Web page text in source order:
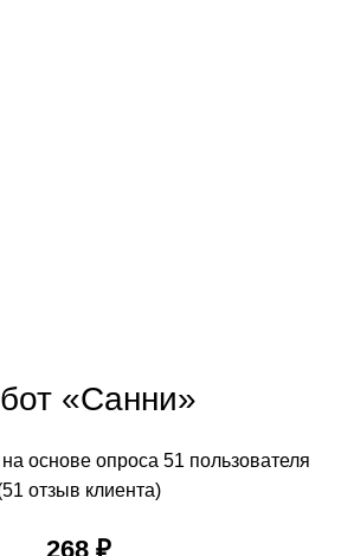
«Санни»
основе опроса 51 пользователя
51 отзыв клиента)
268 ₽